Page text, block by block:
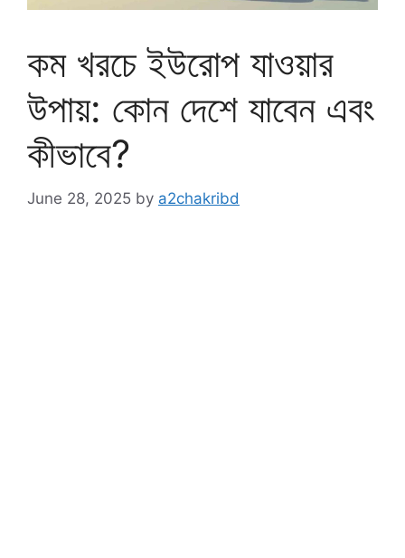
কম খরচে ইউরোপ যাওয়ার
উপায়: কোন দেশে যাবেন এবং
কীভাবে?
June 28, 2025 by a2chakribd